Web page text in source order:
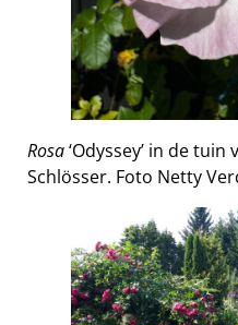
Rosa‘Odyssey’ in de
Schlösser. Foto Netty